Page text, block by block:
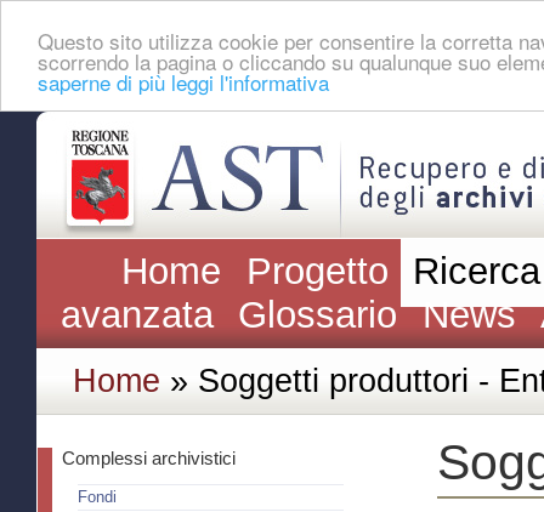
Questo sito utilizza cookie per consentire la corretta
scorrendo la pagina o cliccando su qualunque suo
saperne di più leggi l'informativa
Home Progetto
avanzata Glossario News
Home » Soggetti produttori -
Complessi archivistici
Fondi